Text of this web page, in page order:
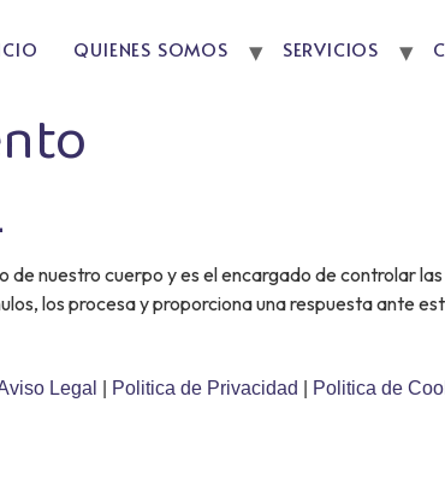
QUIENES SOMOS SERVICIOS
nuestro cuerpo y es el encargado de controlar
los procesa y proporciona una respuesta ante
Legal Politica de Privacidad Politica de